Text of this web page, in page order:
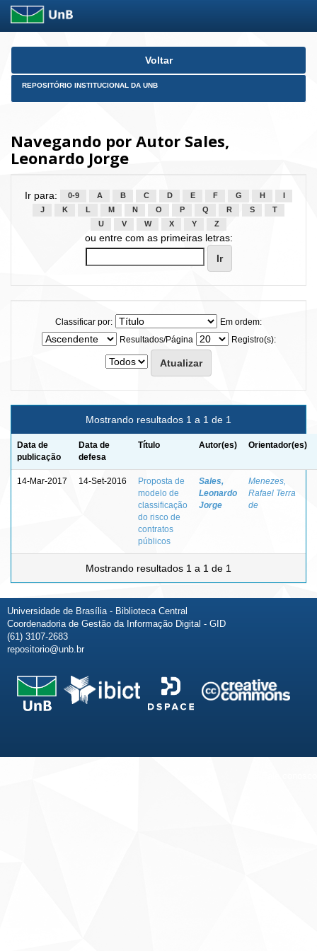
Skip
Voltar
REPOSITÓRIO INSTITUCIONAL DA UNB
Navegando por Autor Sales,
Leonardo Jorge
Ir para: 0-9 A B C D E F G H
J
K L M N O P Q R S
T
U
V W X Y Z
ou entre com as primeiras letras:
Classificar por:
Em ordem:
Resultados/Página
Registro(s):
Mostrando resultados 1 a 1 de 1
Data de
publicação
Data de
defesa
Título Autor(es) Orientador(es)
14-Mar-2017 14-Set-2016
Proposta de
modelo de
classificação
do risco de
contratos
públicos
Sales,
Leonardo
Jorge
Menezes,
Rafael Terra
de
Mostrando resultados 1 a 1 de 1
Universidade de Brasília - Biblioteca Central
Coordenadoria de Gestão da Informação Digital - GID
(61) 3107-2683
repositorio@unb.br